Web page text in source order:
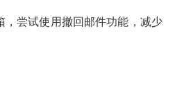
，尝试使用撤回邮件功能，减少